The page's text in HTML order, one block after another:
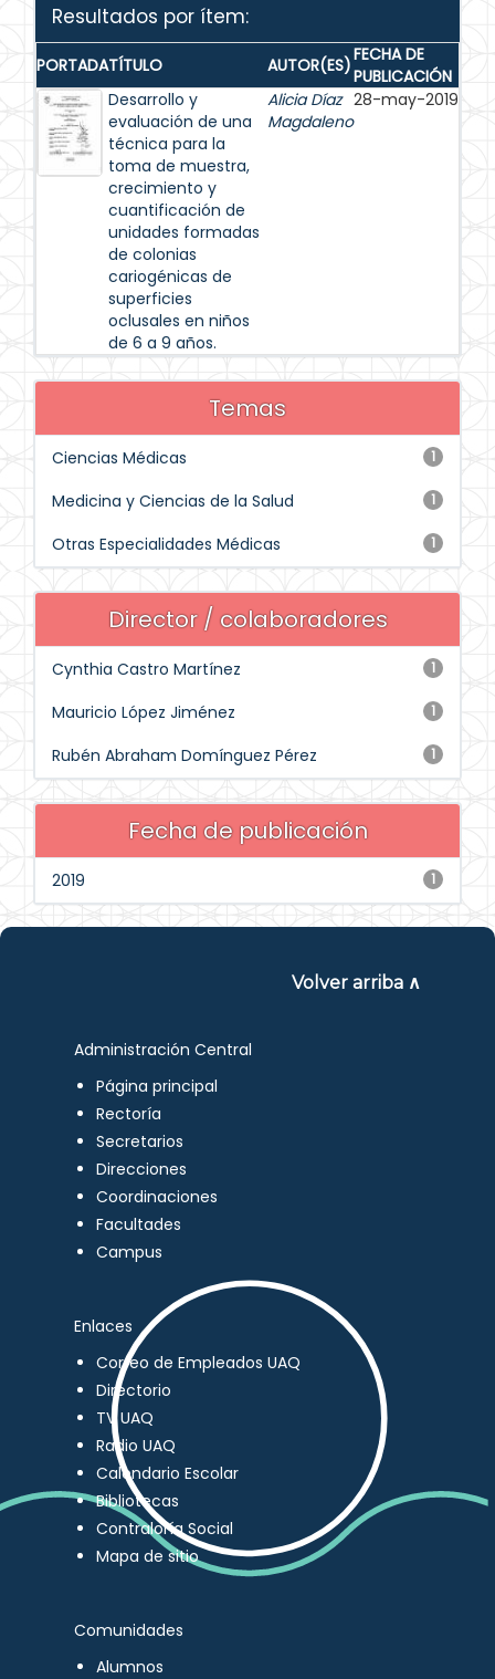
Resultados por ítem:
PORTADATÍTULO AUTOR(ES)FECHA DE
PUBLICACIÓN
Desarrollo y
evaluación de una
técnica para la
toma de muestra,
crecimiento y
cuantificación de
unidades formadas
de colonias
cariogénicas de
superficies
oclusales en niños
de 6 a 9 años.
Alicia Díaz
Magdaleno
28-may-2019
Temas
1
Ciencias Médicas
1
Medicina y Ciencias de la Salud
1
Otras Especialidades Médicas
Director / colaboradores
1
Cynthia Castro Martínez
1
Mauricio López Jiménez
1
Rubén Abraham Domínguez Pérez
Fecha de publicación
1
2019
Volver arriba ∧
Administración Central
Página principal
Rectoría
Secretarios
Direcciones
Coordinaciones
Facultades
Campus
Enlaces
Correo de Empleados UAQ
Directorio
TV UAQ
Radio UAQ
Calendario Escolar
Bibliotecas
Contraloría Social
Mapa de sitio
Comunidades
Alumnos